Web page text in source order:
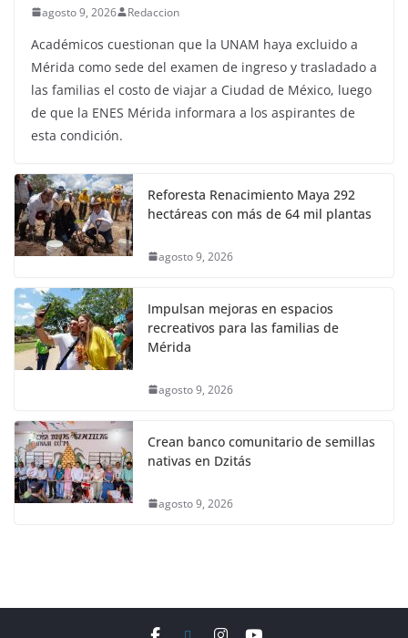
agosto 9, 2026 Redaccion
Académicos cuestionan que la UNAM haya excluido a
Mérida como sede del examen de ingreso y trasladado a
las familias el costo de viajar a Ciudad de México, luego
de que la ENES Mérida informara a los aspirantes de
esta condición.
Reforesta Renacimiento Maya 292
hectáreas con más de 64 mil plantas
agosto 9, 2026
Impulsan mejoras en espacios
recreativos para las familias de
Mérida
agosto 9, 2026
Crean banco comunitario de semillas
nativas en Dzitás
agosto 9, 2026